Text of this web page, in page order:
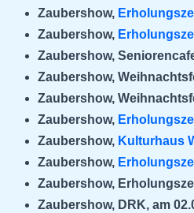
Zaubershow,
Zaubershow,
Zaubershow,
Zaubershow,
Zaubershow,
Zaubershow,
Zaubershow, Kulturhaus
Zaubershow,
Zaubershow,
Zaubershow, DRK, am